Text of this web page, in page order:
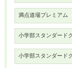
満点道場プレミアム
小学部スタンダード
小学部スタンダード